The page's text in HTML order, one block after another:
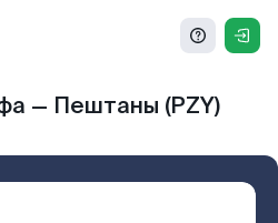
— Пештаны (PZY)